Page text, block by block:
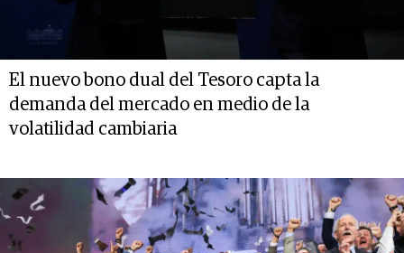
El nuevo bono dual del Tesoro capta la
demanda del mercado en medio de la
volatilidad cambiaria